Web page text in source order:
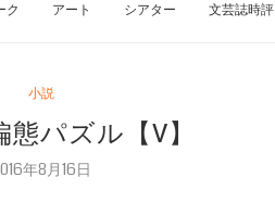
ク アート シアター 文芸誌時評
小説
パズル【V】
年8月16日